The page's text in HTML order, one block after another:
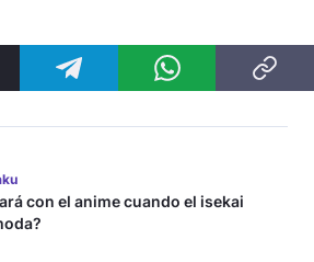
con el anime cuando el isekai